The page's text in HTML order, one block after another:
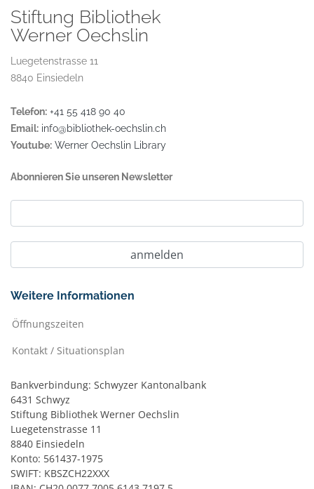
Stiftung Bibliothek
Werner Oechslin
Luegetenstrasse 11
8840 Einsiedeln
Telefon: +41 55 418 90 40
Email: info@bibliothek-oechslin.ch
Youtube: Werner Oechslin Library
Abonnieren Sie unseren Newsletter
Weitere Informationen
Öffnungszeiten
Kontakt / Situationsplan
Bankverbindung: Schwyzer Kantonalbank
6431 Schwyz
Stiftung Bibliothek Werner Oechslin
Luegetenstrasse 11
8840 Einsiedeln
Konto: 561437-1975
SWIFT: KBSZCH22XXX